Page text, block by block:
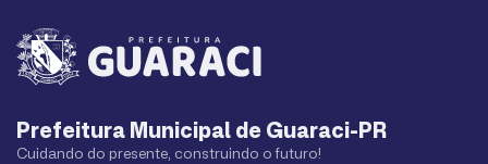
Prefeitura Municipal de Guaraci-PR
Cuidando do presente, construindo o futuro!